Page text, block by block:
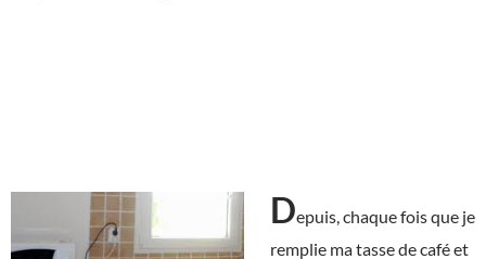
Depuis, chaque fois que je
remplie ma tasse de café et